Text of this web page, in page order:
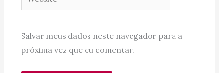
Salvar meus dados neste navegador para a
próxima vez que eu comentar.